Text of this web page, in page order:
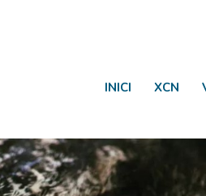
INICI XCN